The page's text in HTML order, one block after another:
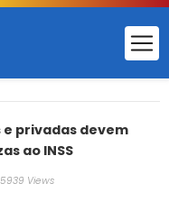
e privadas devem
ao INSS
5939 Views